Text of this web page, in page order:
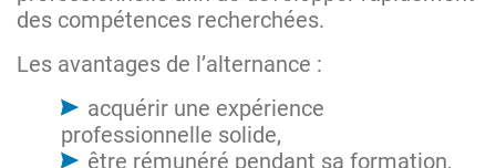
des compétences recherchées.
Les avantages de l’alternance :
acquérir une expérience
professionnelle solide,
être rémunéré pendant sa formation,